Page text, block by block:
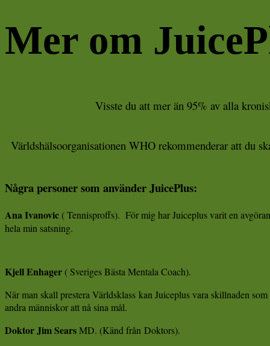
Mer om
Visste du att mer än 95% av alla
Världshälsoorganisationen WHO rekommenderar att du
Några personer som använder JuicePlus:
Ana Ivanovic ( Tennisproffs). För mig har Juiceplus varit en
hela min satsning.
Kjell Enhager ( Sveriges Bästa Mentala Coach).
När man skall prestera Världsklass kan Juiceplus vara skillnaden
andra människor att nå sina mål.
Doktor Jim SearsMD. (Känd från Doktors).